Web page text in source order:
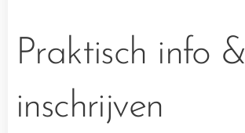
Praktisch info &
inschrijven